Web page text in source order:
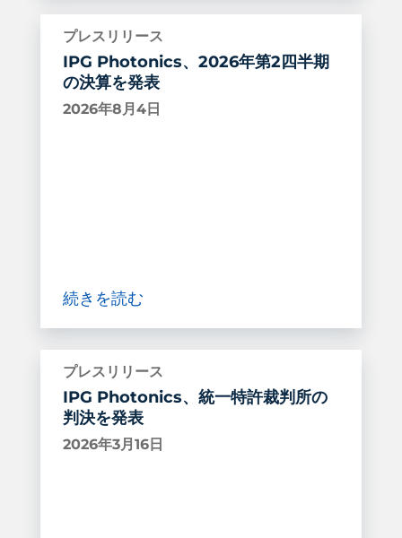
プレスリリース
IPG Photonics、2026年第2四半期
の決算を発表
2026年8月4日
続きを読む
プレスリリース
IPG Photonics、統一特許裁判所の
判決を発表
2026年3月16日